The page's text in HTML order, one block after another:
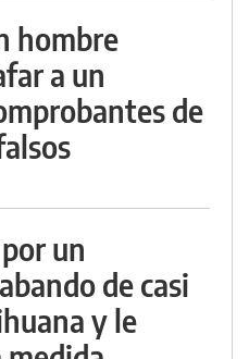
hombre
a un
de
un
de casi
y le